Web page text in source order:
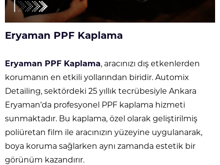
Eryaman PPF Kaplama
Eryaman PPF Kaplama, aracınızı dış etkenlerden
korumanın en etkili yollarından biridir. Automix
Detailing, sektördeki 25 yıllık tecrübesiyle Ankara
Eryaman’da profesyonel PPF kaplama hizmeti
sunmaktadır. Bu kaplama, özel olarak geliştirilmiş
poliüretan film ile aracınızın yüzeyine uygulanarak,
boya koruma sağlarken aynı zamanda estetik bir
görünüm kazandırır.